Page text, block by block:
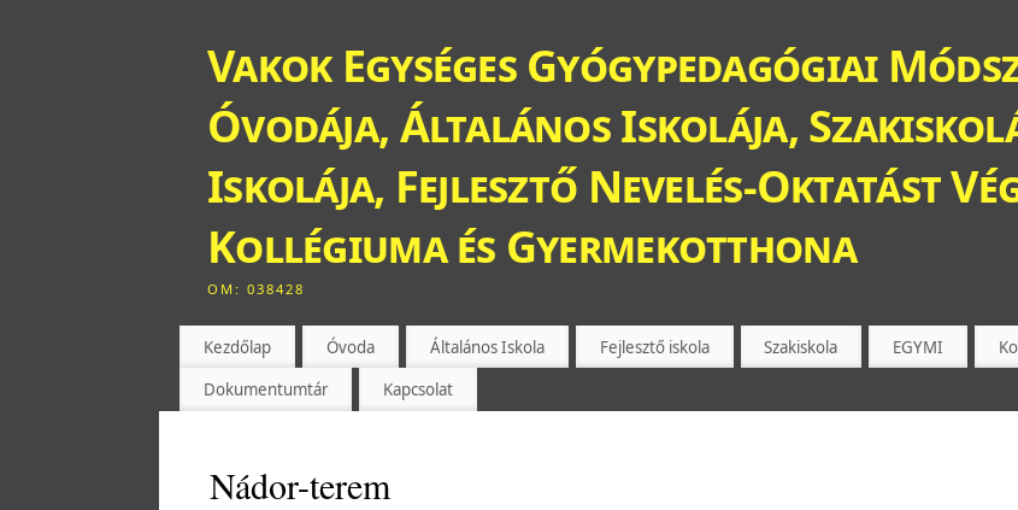
Vakok Egységes Gyógypedagógiai
Óvodája, Általános Iskolája,
Iskolája, Fejlesztő Nevelés-Oktatást
Kollégiuma és Gyermekotthona
OM: 038428
Kezdőlap Óvoda Általános Iskola Fejlesztő iskola Szakiskola EGYMI
Dokumentumtár
Kapcsolat
Nádor-terem